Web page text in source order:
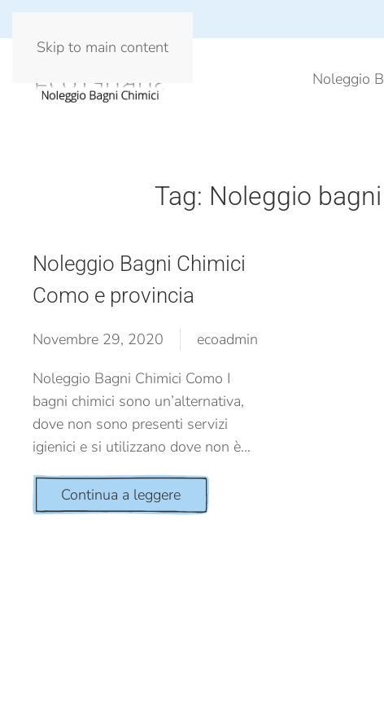
Skip to main content
Noleggio
Tag: Noleggio
Noleggio Bagni Chimici
Como e provincia
Novembre 29, 2020
ecoadmin
Noleggio Bagni Chimici Como I
bagni chimici sono un’alternativa,
dove non sono presenti servizi
igienici e si utilizzano dove non è...
Continua a leggere